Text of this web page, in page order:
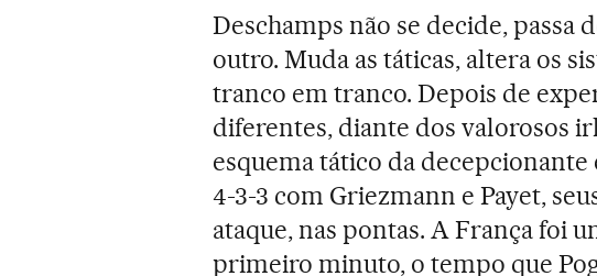
Deschamps não se decide, passa
outro. Muda as táticas, altera os
tranco em tranco. Depois de
diferentes, diante dos valorosos
esquema tático da
4-3-3 com Griezmann e Payet,
ataque, nas pontas. A França foi
primeiro minuto, o tempo que